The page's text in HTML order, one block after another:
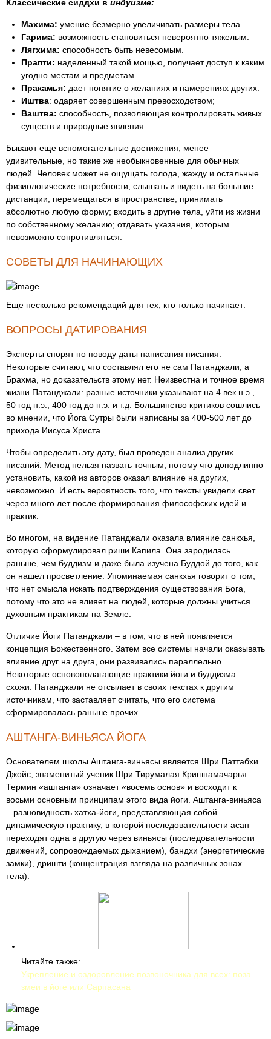
Классические сиддхи в индуизме:
Махима: умение безмерно увеличивать размеры тела.
Гарима: возможность становиться невероятно тяжелым.
Лягхима: способность быть невесомым.
Прапти: наделенный такой мощью, получает доступ к каким
угодно местам и предметам.
Пракамья: дает понятие о желаниях и намерениях других.
Иштва: одаряет совершенным превосходством;
Ваштва: способность, позволяющая контролировать живых
существ и природные явления.
Бывают еще вспомогательные достижения, менее
удивительные, но такие же необыкновенные для обычных
людей. Человек может не ощущать голода, жажду и остальные
физиологические потребности; слышать и видеть на большие
дистанции; перемещаться в пространстве; принимать
абсолютно любую форму; входить в другие тела, уйти из жизни
по собственному желанию; отдавать указания, которым
невозможно сопротивляться.
СОВЕТЫ ДЛЯ НАЧИНАЮЩИХ
Еще несколько рекомендаций для тех, кто только начинает:
ВОПРОСЫ ДАТИРОВАНИЯ
Эксперты спорят по поводу даты написания писания.
Некоторые считают, что составлял его не сам Патанджали, а
Брахма, но доказательств этому нет. Неизвестна и точное время
жизни Патанджали: разные источники указывают на 4 век н.э.,
50 год н.э., 400 год до н.э. и т.д. Большинство критиков сошлись
во мнении, что Йога Сутры были написаны за 400-500 лет до
прихода Иисуса Христа.
Чтобы определить эту дату, был проведен анализ других
писаний. Метод нельзя назвать точным, потому что доподлинно
установить, какой из авторов оказал влияние на других,
невозможно. И есть вероятность того, что тексты увидели свет
через много лет после формирования философских идей и
практик.
Во многом, на видение Патанджали оказала влияние санкхья,
которую сформулировал риши Капила. Она зародилась
раньше, чем буддизм и даже была изучена Буддой до того, как
он нашел просветление. Упоминаемая санкхья говорит о том,
что нет смысла искать подтверждения существования Бога,
потому что это не влияет на людей, которые должны учиться
духовным практикам на Земле.
Отличие Йоги Патанджали – в том, что в ней появляется
концепция Божественного. Затем все системы начали оказывать
влияние друг на друга, они развивались параллельно.
Некоторые основополагающие практики йоги и буддизма –
схожи. Патанджали не отсылает в своих текстах к другим
источникам, что заставляет считать, что его система
сформировалась раньше прочих.
АШТАНГА-ВИНЬЯСА ЙОГА
Основателем школы Аштанга-виньясы является Шри Паттабхи
Джойс, знаменитый ученик Шри Тирумалая Кришнамачарья.
Термин «аштанга» означает «восемь основ» и восходит к
восьми основным принципам этого вида йоги. Аштанга-виньяса
– разновидность хатха-йоги, представляющая собой
динамическую практику, в которой последовательности асан
переходят одна в другую через виньясы (последовательности
движений, сопровождаемых дыханием), бандхи (энергетические
замки), дришти (концентрация взгляда на различных зонах
тела).
Читайте также:
Укрепление и оздоровление позвоночника для всех: поза
змеи в йоге или Сарпасана